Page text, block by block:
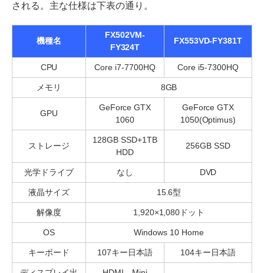
される。主な仕様は下表の通り。
機種名
FX502VM-
FY324T
FX553VD-FY381T
CPU Core i7-7700HQ Core i5-7300HQ
メモリ 8GB
GPU
GeForce GTX
1060
GeForce GTX
1050(Optimus)
ストレージ
128GB SSD+1TB
HDD
256GB SSD
光学ドライブ なし DVD
液晶サイズ 15.6型
解像度 1,920×1,080ドット
OS Windows 10 Home
キーボード 107キー日本語 104キー日本語